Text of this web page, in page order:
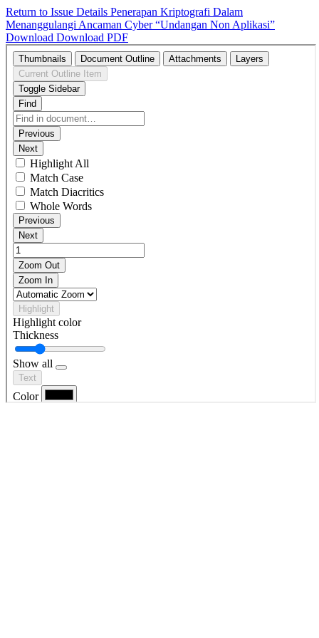
Return to Issue Details Penerapan Kriptografi Dalam
Menanggulangi Ancaman Cyber “Undangan Non Aplikasi”
Download Download PDF